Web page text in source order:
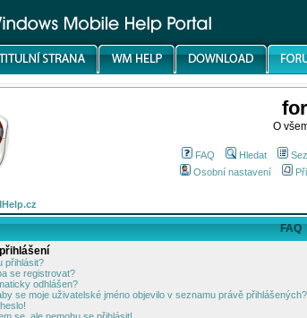
O
FAQ Hledat
Osobní nastavení
FAQ
přihlásit?
se registrovat?
odhlášen?
se moje uživatelské jméno objevilo v seznamu právě přihlášených?